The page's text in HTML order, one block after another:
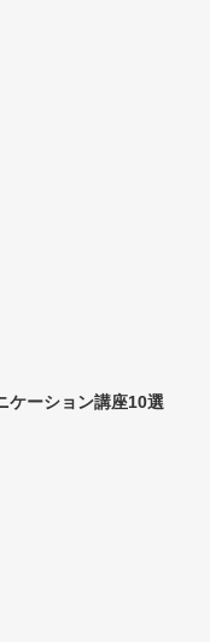
ケーション講座10選